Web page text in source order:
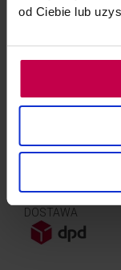
od Ciebie lub
Zwrot 14 dni
DOSTAWA